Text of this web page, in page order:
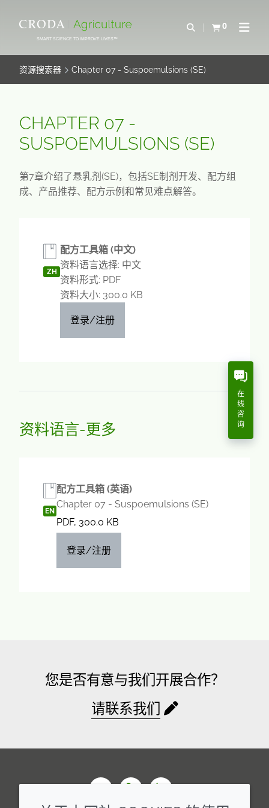
CONTENTSMART SCIENCE TO IMPROVE LIVES™
Open Search
0
查看购物车Open
资源搜索器 Chapter 07 - Suspoemulsions (SE)
CHAPTER 07 -
SUSPOEMULSIONS (SE)
第7章介绍了悬乳剂(SE)，包括SE制剂开发、配方组
成、产品推荐、配方示例和常见难点解答。
ZH
配方工具箱 (中文)
资料语言选择: 中文
资料形式: PDF
资料大小: 300.0 KB
登录/注册
资料语言-更多
EN
配方工具箱 (英语)
Chapter 07 - Suspoemulsions (SE)
PDF, 300.0 KB
登录/注册
您是否有意与我们开展合作？
请联系我们
在
线
咨
询